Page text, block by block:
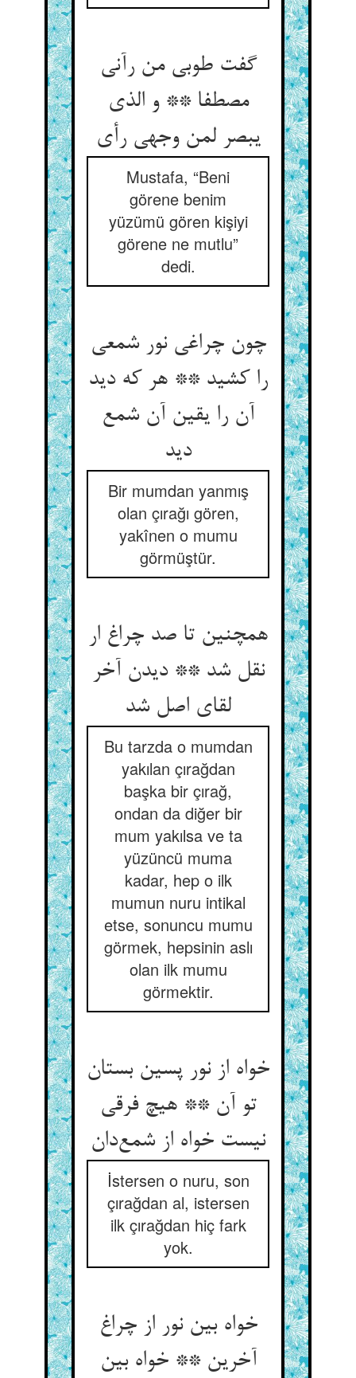
گفت طوبی من رآنی
مصطفا ** و الذی
یبصر لمن وجهی رأی‌‌
Mustafa, “Beni
görene benim
yüzümü gören kişiyi
görene ne mutlu”
dedi.
چون چراغی نور شمعی
را کشید ** هر که دید
آن را یقین آن شمع
دید
Bir mumdan yanmış
olan çırağı gören,
yakînen o mumu
görmüştür.
همچنین تا صد چراغ ار
نقل شد ** دیدن آخر
لقای اصل شد
Bu tarzda o mumdan
yakılan çırağdan
başka bir çırağ,
ondan da diğer bir
mum yakılsa ve ta
yüzüncü muma
kadar, hep o ilk
mumun nuru intikal
etse, sonuncu mumu
görmek, hepsinin aslı
olan ilk mumu
görmektir.
خواه از نور پسین بستان
تو آن ** هیچ فرقی
İstersen o nuru, son
çırağdan al, istersen
ilk çırağdan hiç fark
yok.
خواه بین نور از چراغ
آخرین ** خواه بین